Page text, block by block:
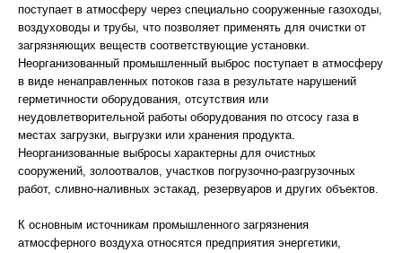
поступает в атмосферу через специально сооруженные газоходы,
воздуховоды и трубы, что позволяет применять для очистки от
загрязняющих веществ соответствующие установки.
Неорганизованный промышленный выброс поступает в атмосферу
в виде ненаправленных потоков газа в результате нарушений
герметичности оборудования, отсутствия или
неудовлетворительной работы оборудования по отсосу газа в
местах загрузки, выгрузки или хранения продукта.
Неорганизованные выбросы характерны для очистных
сооружений, золоотвалов, участков погрузочно-разгрузочных
работ, сливно-наливных эстакад, резервуаров и других объектов.
К основным источникам промышленного загрязнения
атмосферного воздуха относятся предприятия энергетики,